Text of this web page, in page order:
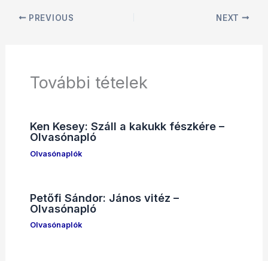
PREVIOUS NEXT
További tételek
Ken Kesey: Száll a kakukk fészkére –
Olvasónapló
Olvasónaplók
Petőfi Sándor: János vitéz –
Olvasónapló
Olvasónaplók